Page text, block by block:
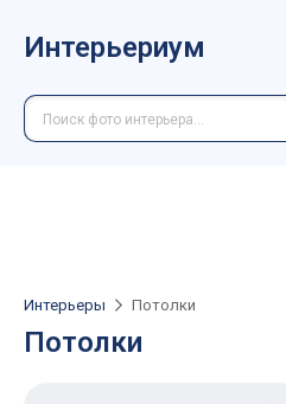
Интерьериум
Интерьеры Потолки
Потолки